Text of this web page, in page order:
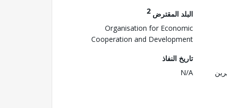
البلد المقترض 2
Organisation for Economic
Cooperation and Development
تاريخ النفاذ
N/A